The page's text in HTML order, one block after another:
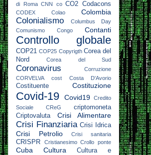
di Roma CNN co CO2 Codacons
CODEX Colao Colombia
Colonialismo
Columbus Day
Comunismo
Congo Contanti
Controllo globale
COP21 COP25 Copyrigth Corea del
Nord
Corea del Sud
Coronavirus
Corruzione
CORVELVA
cost Costa D'Avorio
Costituente Costituzione
Covid-19 Covid19
Credito
Sociale
CReG
criptomoneta
Criptovaluta
Crisi Alimentare
Crisi Finanziaria Crisi Idrica
Crisi Petrolio Crisi sanitaria
CRISPR Cristianesimo Crollo ponte
Cuba Cultura
Cultura e